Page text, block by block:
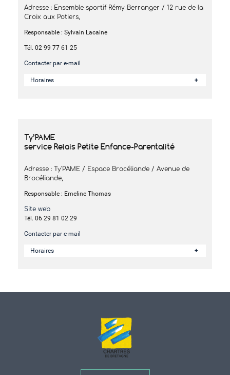
Adresse : Ensemble sportif Rémy Berranger / 12 rue de la
Croix aux Potiers,
Responsable : Sylvain Lacaine
Tél. 02 99 77 61 25
Contacter par e-mail
Horaires
Ty’PAME
service Relais Petite Enfance-Parentalité
Adresse : Ty'PAME / Espace Brocéliande / Avenue de
Brocéliande,
Responsable : Emeline Thomas
Site web
Tél. 06 29 81 02 29
Contacter par e-mail
Horaires